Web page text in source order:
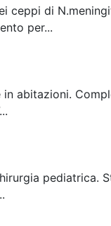
ceppi di
per...
abitazioni.
pediatrica.